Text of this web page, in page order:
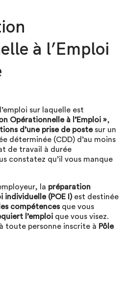
à l’Emploi
sur laquelle est
Opérationnelle à l’Emploi »,
d’une prise de postesur un
déterminée (CDD) d’au moins
de travail à durée
constatez qu’il vous manque
la préparation
individuelle (POE I)est destinée
compétencesque vous
l’emploi que vous visez.
toute personne inscrite à Pôle